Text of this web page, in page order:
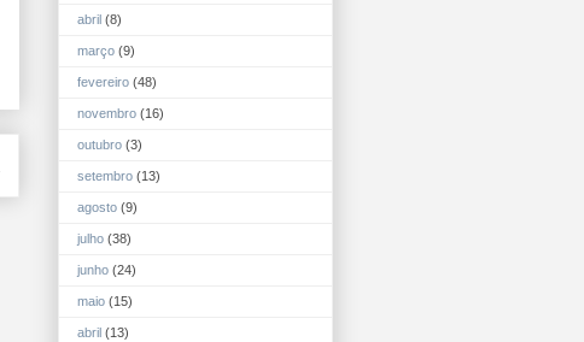
abril (8)
março (9)
fevereiro (48)
novembro (16)
outubro (3)
setembro (13)
agosto (9)
julho (38)
junho (24)
maio (15)
abril (13)